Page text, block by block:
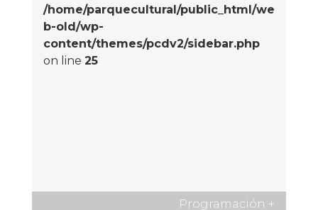
/home/parquecultural/public_html/we
b-old/wp-
content/themes/pcdv2/sidebar.php
on line 25
Programación +